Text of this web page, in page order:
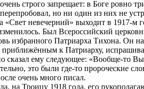
строго запрещает: в Боге ровно
но ни один из них не
«Свет невечерний» выходит в 1917-м
Был Всероссийский
избранного Патриарха Тихона. Он
приближённым к Патриарху,
сказал ему следующее: «Вообще-то
это были где-то пророческие
очень много писал.
на Троицу 1918 года, его